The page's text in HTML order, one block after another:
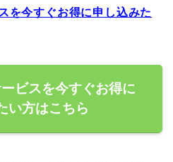
を今すぐお得に申し込みた
ビスを今すぐお得に
い方はこちら